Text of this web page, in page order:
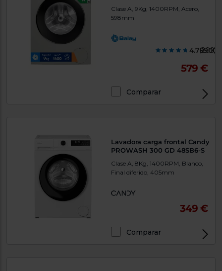
Clase A, 9Kg, 1400RPM, Acero,
598mm
(209)
579 €
Comparar
Lavadora carga frontal Candy
PROWASH 300 GD 48SB6-S
Clase A, 8Kg, 1400RPM, Blanco,
Final diferido, 405mm
349 €
Comparar